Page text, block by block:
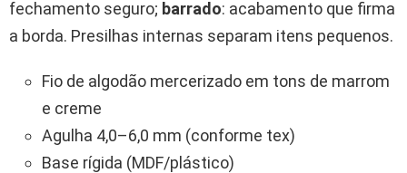
fechamento seguro; barrado: acabamento que firma
a borda. Presilhas internas separam itens pequenos.
Fio de algodão mercerizado em tons de marrom
e creme
Agulha 4,0–6,0 mm (conforme tex)
Base rígida (MDF/plástico)